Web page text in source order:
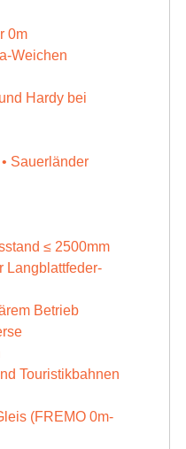
0m
Weichen
Hardy bei
Sauerländer
≤ 2500mm
Langblattfeder-
Betrieb
Touristikbahnen
(FREMO 0m-